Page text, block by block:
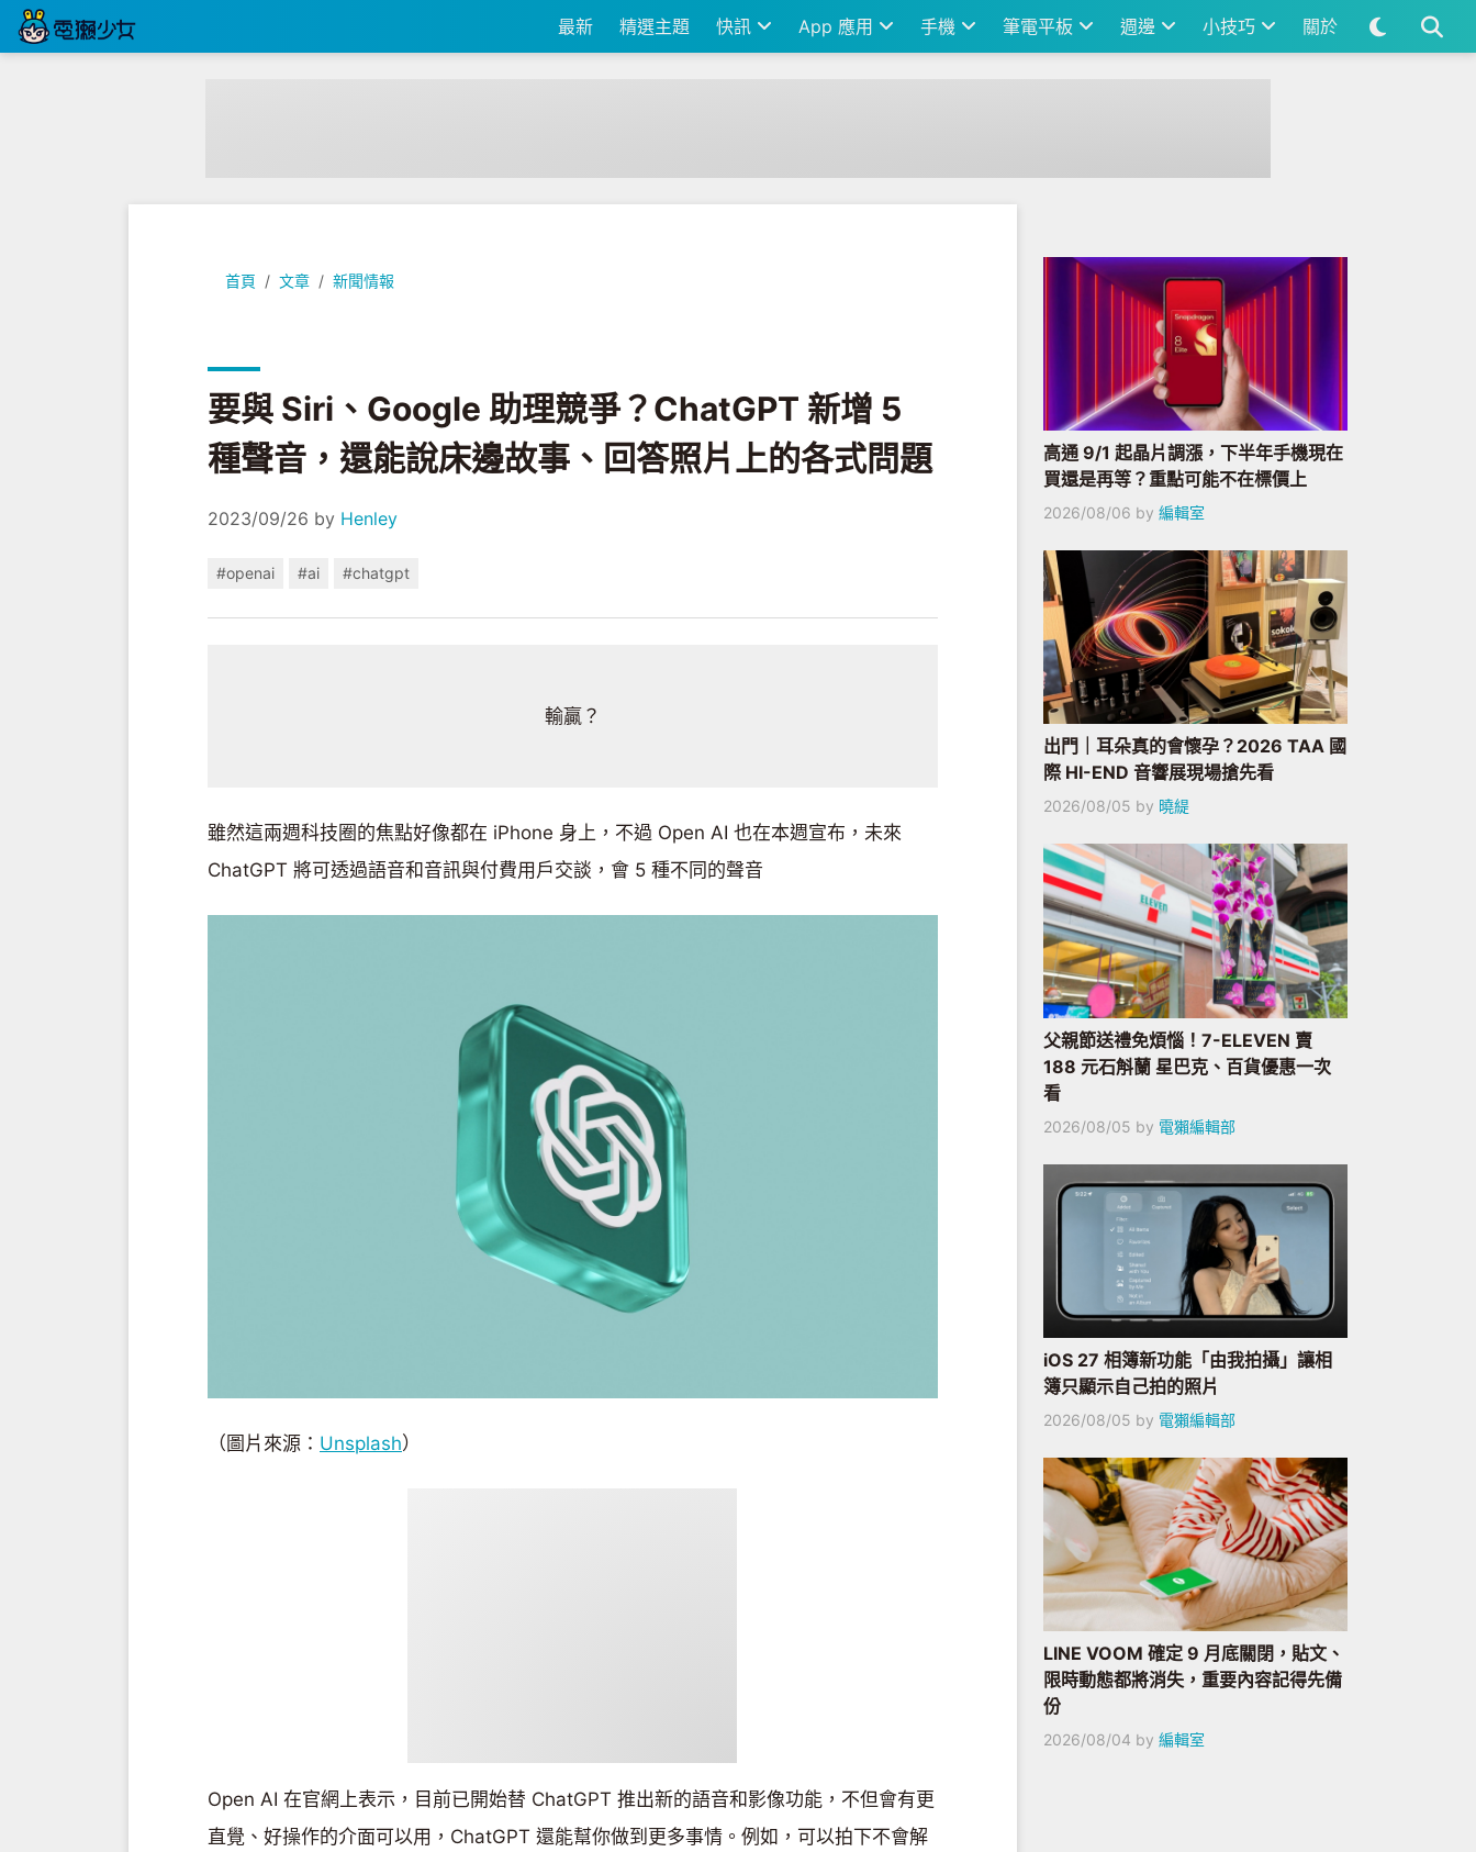
最新 精選主題 快訊 App 應用 手機 筆電平板 週邊 小技巧 關於
首頁 文章 新聞情報
要與 Siri、Google 助理競爭？ChatGPT 新增 5 種聲音，還能說床邊故事、回答照片上的各式問題
要與 Siri、Google 助理競爭？ChatGPT 新增 5
種聲音，還能說床邊故事、回答照片上的各式問題
2023/09/26 by Henley
#openai #ai #chatgpt
輸贏？
雖然這兩週科技圈的焦點好像都在 iPhone 身上，不過 Open AI 也在本週宣布，未來
ChatGPT 將可透過語音和音訊與付費用戶交談，會 5 種不同的聲音
（圖片來源： Unsplash）
Open AI 在官網上表示，目前已開始替 ChatGPT 推出新的語音和影像功能，不但會有更
直覺、好操作的介面可以用，ChatGPT 還能幫你做到更多事情。例如，可以拍下不會解
高通 9/1 起晶片調漲，下半年手機現在
買還是再等？重點可能不在標價上
2026/08/06 by 編輯室
出門｜耳朵真的會懷孕？2026 TAA 國
際 HI-END 音響展現場搶先看
2026/08/05 by 曉緹
父親節送禮免煩惱！7-ELEVEN 賣
188 元石斛蘭 星巴克、百貨優惠一次
看
2026/08/05 by 電獺編輯部
iOS 27 相簿新功能「由我拍攝」讓相
簿只顯示自己拍的照片
2026/08/05 by 電獺編輯部
LINE VOOM 確定 9 月底關閉，貼文、
限時動態都將消失，重要內容記得先備
份
2026/08/04 by 編輯室